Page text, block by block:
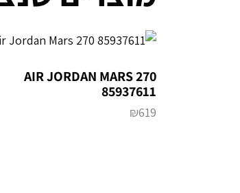
AIR JORDAN MARS 270
85937611
₪619